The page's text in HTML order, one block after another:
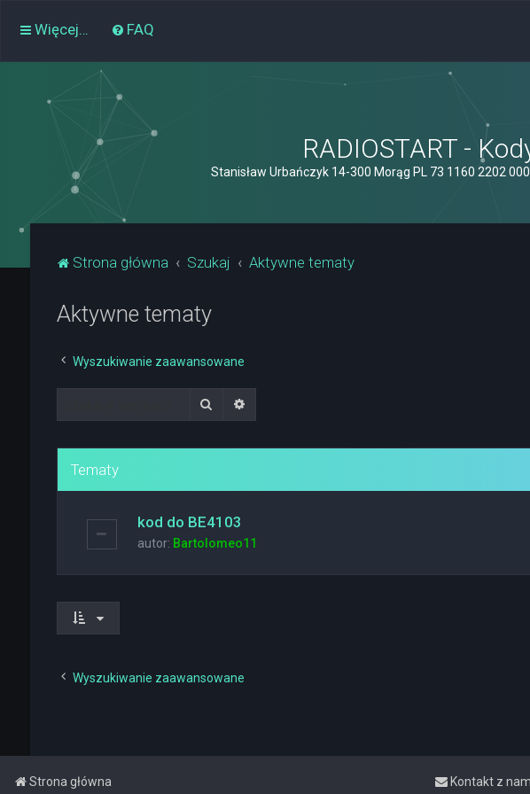
Więcej… FAQ
RADIOSTART -
Stanisław Urbańczyk 14-300 Morąg PL 73 1160 2202
Strona główna Szukaj Aktywne tematy
Aktywne tematy
Wyszukiwanie zaawansowane
Szukaj
Tematy
kod do BE4103
autor: Bartolomeo11
Wyszukiwanie zaawansowane
Strona główna Kontakt z